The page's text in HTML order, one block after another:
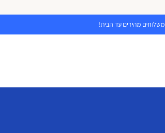
משלוחים מהירים עד הבית!